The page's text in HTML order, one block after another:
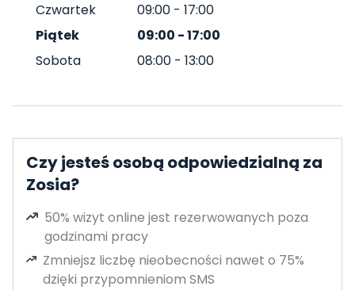
Czwartek
09:00 - 17:00
Piątek
09:00 -17:00
Sobota
08:00 - 13:00
Czy jesteś osobą odpowiedzialną za
Zosia?
50% wizyt online jest rezerwowanych poza
godzinami pracy
Zmniejsz liczbę nieobecności nawet o 75%
dzięki przypomnieniom SMS